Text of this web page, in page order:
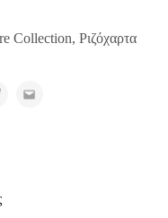
Collection, Ριζόχαρτα